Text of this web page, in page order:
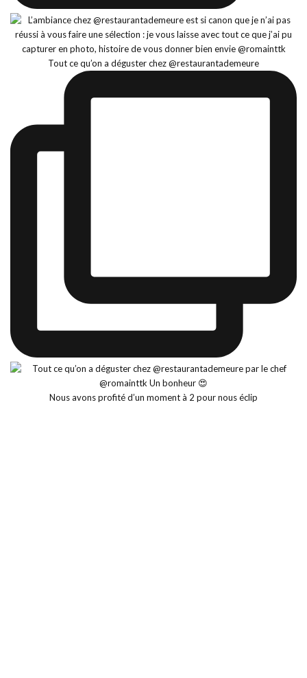
Tout ce qu’on a déguster chez @restaurantademeure
Nous avons profité d’un moment à 2 pour nous éclip